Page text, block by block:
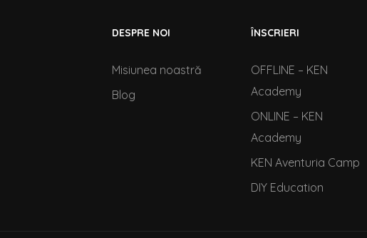
DESPRE NOI
Misiunea noastră
Blog
ÎNSCRIERI
OFFLINE – KEN
Academy
ONLINE – KEN
Academy
KEN Aventuria Camp
DIY Education